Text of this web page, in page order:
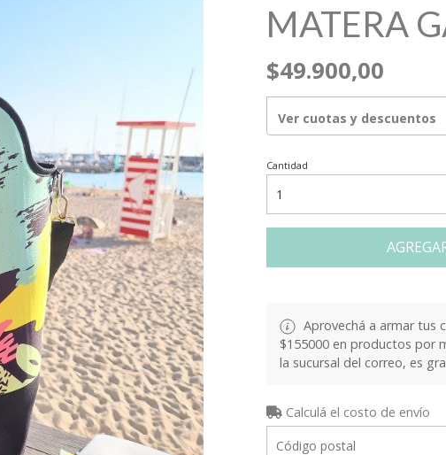
MATERA
$49.900,00
Ver cuotas y descuentos
Cantidad
Aprovechá a armar tus
$155000 en productos por
la sucursal del correo, es
Calculá el costo de envío